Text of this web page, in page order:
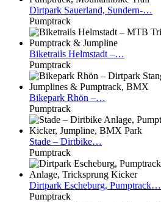
Dirtpark Sauerland, Sundern-…
Pumptrack
Biketrails Helmstadt –…
Pumptrack
Bikepark Rhön –…
Pumptrack
Stade – Dirtbike…
Pumptrack
Dirtpark Escheburg, Pumptrack…
Pumptrack